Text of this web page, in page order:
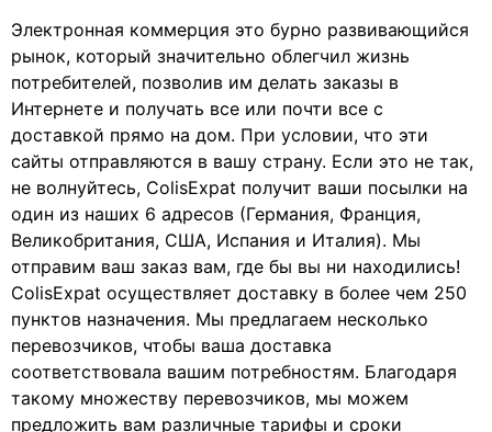
Электронная коммерция это бурно развивающийся
рынок, который значительно облегчил жизнь
потребителей, позволив им делать заказы в
Интернете и получать все или почти все с
доставкой прямо на дом. При условии, что эти
сайты отправляются в вашу страну. Если это не так,
не волнуйтесь, ColisExpat получит ваши посылки на
один из наших 6 адресов (Германия, Франция,
Великобритания, США, Испания и Италия). Мы
отправим ваш заказ вам, где бы вы ни находились!
ColisExpat осуществляет доставку в более чем 250
пунктов назначения. Мы предлагаем несколько
перевозчиков, чтобы ваша доставка
соответствовала вашим потребностям. Благодаря
такому множеству перевозчиков, мы можем
предложить вам различные тарифы и сроки